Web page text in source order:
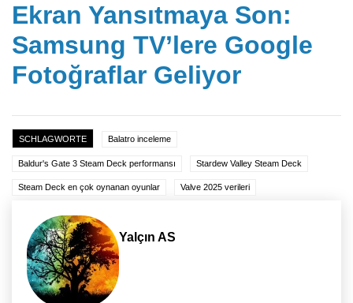
Ekran Yansıtmaya Son:
Samsung TV’lere Google
Fotoğraflar Geliyor
SCHLAGWORTE Balatro inceleme
Baldur's Gate 3 Steam Deck performansı Stardew Valley Steam Deck
Steam Deck en çok oynanan oyunlar Valve 2025 verileri
Yalçın AS